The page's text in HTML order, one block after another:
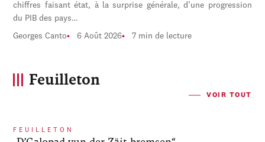
chiffres faisant état, à la surprise générale, d’une progression
du PIB des pays…
Georges Canto 6 Août 2026 7 min de lecture
Feuilleton
VOIR TOUT
FEUILLETON